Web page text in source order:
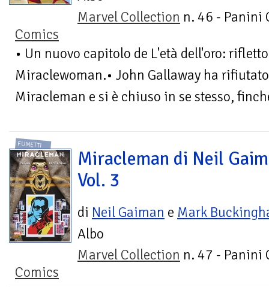
Marvel Collection n. 46 - Panini
Comics
• Un nuovo capitolo de L'età dell'oro:
Miraclewoman.• John Gallaway ha
Miracleman e si è chiuso in se stesso,
FUMETTI
Miracleman di Neil
Vol. 3
di Neil Gaiman e Mark
Albo
Marvel Collection n. 47 - Panini
Comics